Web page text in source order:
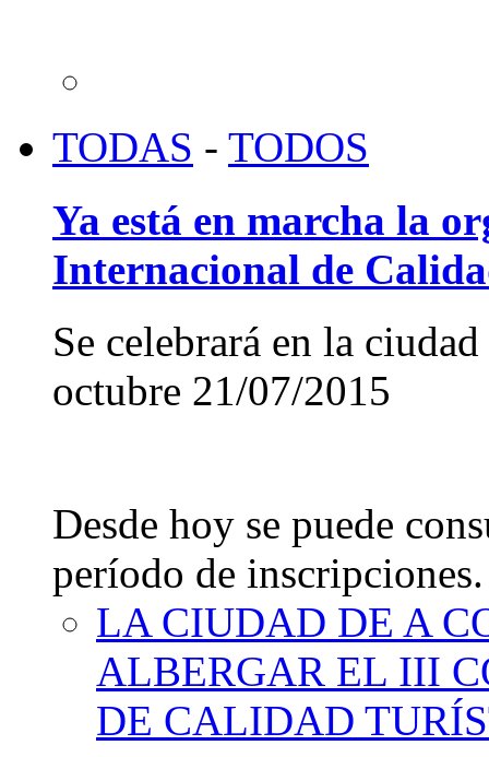
TODAS - TODOS
Ya está en marcha la
Internacional de
Se celebrará en la
octubre 21/07/2015
Desde hoy se puede
período de inscripciones.
LA CIUDAD DE A
ALBERGAR EL III
DE CALIDAD